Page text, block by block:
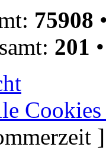
75908
201
Cookies
]